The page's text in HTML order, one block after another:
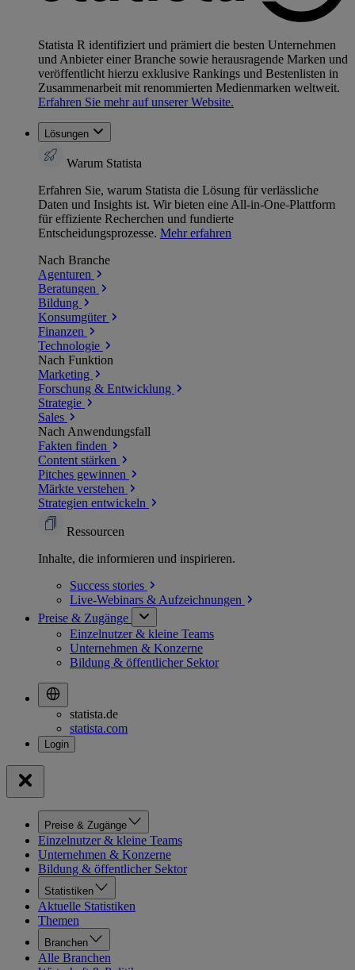
Statista R identifiziert und prämiert die besten Unternehmen
und Anbieter einer Branche sowie herausragende Marken und
veröffentlicht hierzu exklusive Rankings und Bestenlisten in
Zusammenarbeit mit renommierten Medienmarken weltweit.
Erfahren Sie mehr auf unserer Website.
Lösungen
Warum Statista
Erfahren Sie, warum Statista die Lösung für verlässliche
Daten und Insights ist. Wir bieten eine All-in-One-Plattform
für effiziente Recherchen und fundierte
Entscheidungsprozesse. Mehr erfahren
Nach Branche
Agenturen
Beratungen
Bildung
Konsumgüter
Finanzen
Technologie
Nach Funktion
Marketing
Forschung & Entwicklung
Strategie
Sales
Nach Anwendungsfall
Fakten finden
Content stärken
Pitches gewinnen
Märkte verstehen
Strategien entwickeln
Ressourcen
Inhalte, die informieren und inspirieren.
Success stories
Live-Webinars & Aufzeichnungen
Preise & Zugänge
Einzelnutzer & kleine Teams
Unternehmen & Konzerne
Bildung & öffentlicher Sektor
statista.de
statista.com
Preise & Zugänge
Einzelnutzer & kleine Teams
Unternehmen & Konzerne
Bildung & öffentlicher Sektor
Statistiken
Aktuelle Statistiken
Themen
Branchen
Alle Branchen